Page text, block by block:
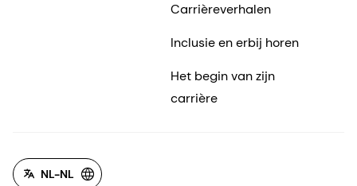
Carrièreverhalen
Inclusie en erbij horen
Het begin van zijn
carrière
NL-NL